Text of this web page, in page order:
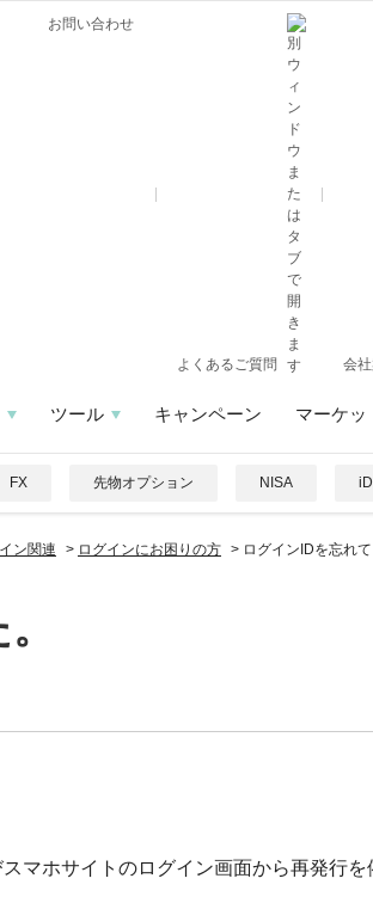
お問い合わせ
よくあるご質問 会
ツール キャンペーン マーケッ
FX 先物オプション NISA
ン関連 > ログインにお困りの方 > ログインIDを忘れ
マホサイトのログイン画面から再発行を